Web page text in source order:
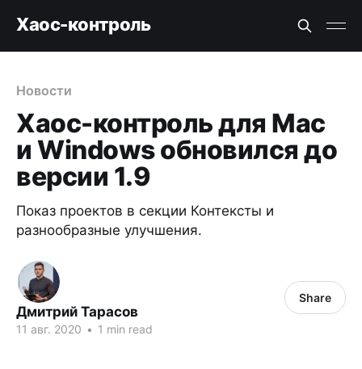
Хаос-контроль
Новости
Хаос-контроль для Mac
и Windows обновился до
версии 1.9
Показ проектов в секции Контексты и
разнообразные улучшения.
Дмитрий Тарасов
11 авг. 2020 • 1 min read
Share